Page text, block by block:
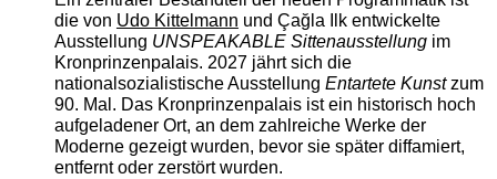
die von Udo Kittelmann und Çağla Ilk entwickelte
Ausstellung UNSPEAKABLE Sittenausstellungim
Kronprinzenpalais. 2027 jährt sich die
nationalsozialistische Ausstellung Entartete Kunstzum
90. Mal. Das Kronprinzenpalais ist ein historisch hoch
aufgeladener Ort, an dem zahlreiche Werke der
Moderne gezeigt wurden, bevor sie später diffamiert,
entfernt oder zerstört wurden.